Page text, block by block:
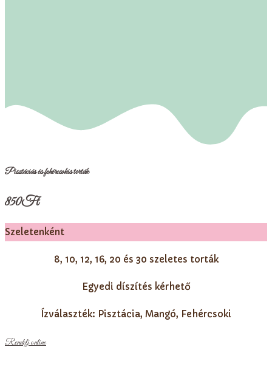
Pisztáciás és fehércsokis torták
850Ft
Szeletenként
8, 10, 12, 16, 20 és 30 szeletes torták
Egyedi díszítés kérhető
Ízválaszték: Pisztácia, Mangó, Fehércsoki
Rendelj online